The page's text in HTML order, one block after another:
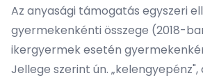
Az anyasági támogatás egyszeri
gyermekenkénti összege (2018-
ikergyermek esetén
Jellege szerint ún.